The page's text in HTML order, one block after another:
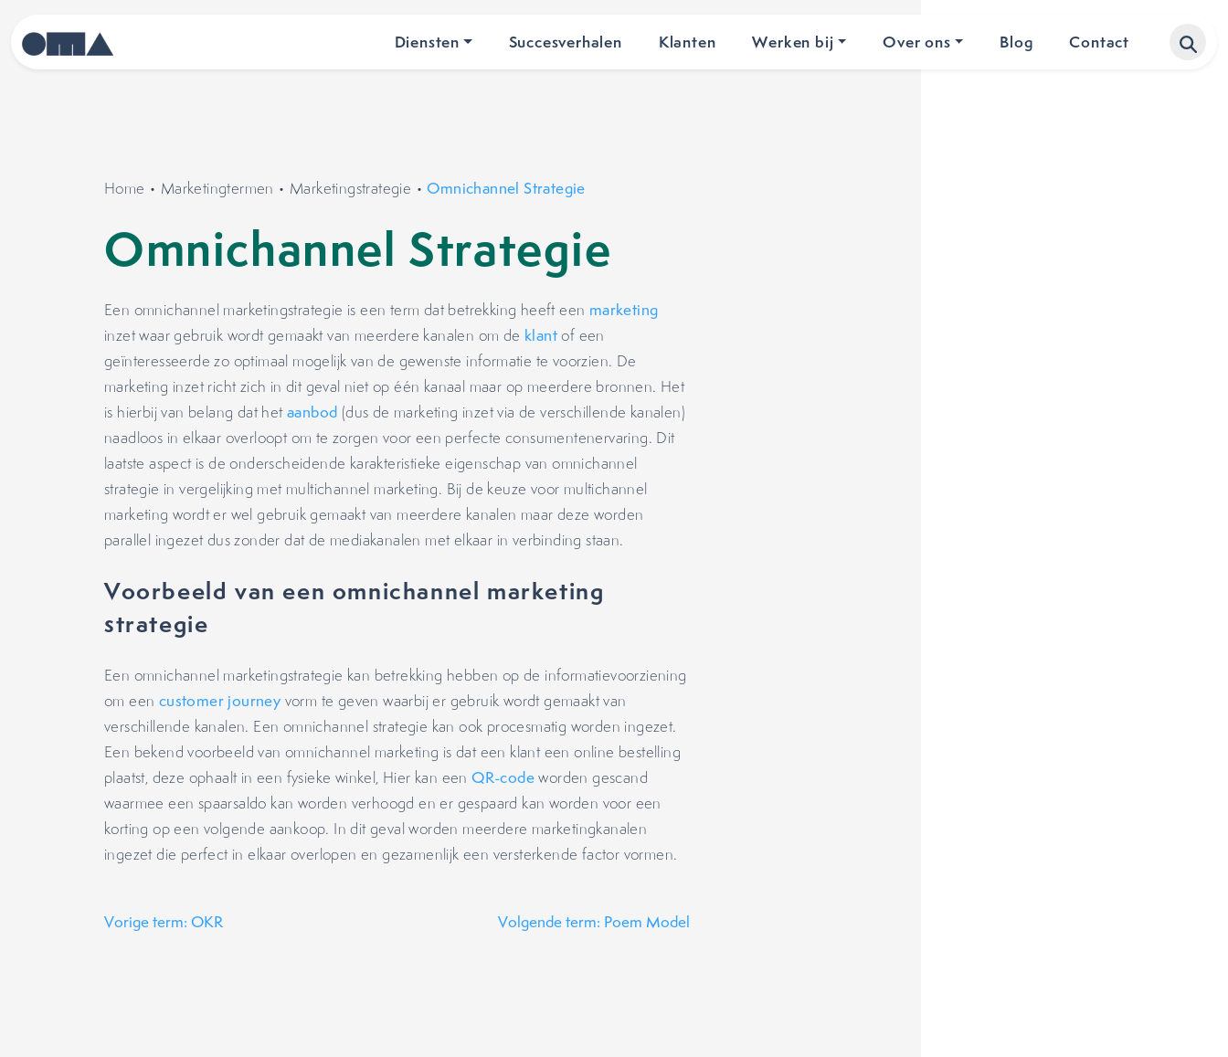
Diensten Succesverhalen Klanten Werken bij Over ons Blog Contact
Home • Marketingtermen • Marketingstrategie •Omnichannel Strategie
Omnichannel Strategie
Een omnichannel marketingstrategie is een term dat betrekking heeft een marketing
inzet waar gebruik wordt gemaakt van meerdere kanalen om de klantof een
geïnteresseerde zo optimaal mogelijk van de gewenste informatie te voorzien. De
marketing inzet richt zich in dit geval niet op één kanaal maar op meerdere bronnen. Het
is hierbij van belang dat hetaanbod (dus de marketing inzet via de verschillende kanalen)
naadloos in elkaar overloopt om te zorgen voor een perfecte consumentenervaring. Dit
laatste aspect is de onderscheidende karakteristieke eigenschap van omnichannel
strategie in vergelijking met multichannel marketing. Bij de keuze voor multichannel
marketing wordt er wel gebruik gemaakt van meerdere kanalen maar deze worden
parallel ingezet dus zonder dat de mediakanalen met elkaar in verbinding staan.
Voorbeeld van een omnichannel marketing
strategie
Een omnichannel marketingstrategie kan betrekking hebben op de informatievoorziening
om een customer journey vorm te geven waarbij er gebruik wordt gemaakt van
verschillende kanalen. Een omnichannel strategie kan ook procesmatig worden ingezet.
Een bekend voorbeeld van omnichannel marketing is dat een klant een online bestelling
plaatst, deze ophaalt in een fysieke winkel, Hier kan eenQR-codeworden gescand
waarmee een spaarsaldo kan worden verhoogd en er gespaard kan worden voor een
korting op een volgende aankoop. In dit geval worden meerdere marketingkanalen
ingezet die perfect in elkaar overlopen en gezamenlijk een versterkende factor vormen.
Vorige term: OKR Volgende term: Poem Model